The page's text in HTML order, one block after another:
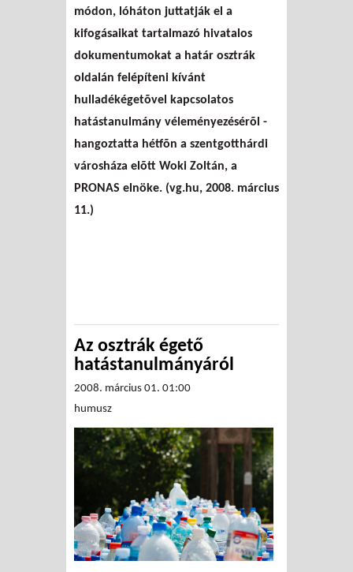
levelet
módon, lóháton juttatják el a
kifogásaikat tartalmazó hivatalos
dokumentumokat a határ osztrák
oldalán felépíteni kívánt
hulladékégetõvel kapcsolatos
hatástanulmány véleményezésérõl -
hangoztatta hétfõn a szentgotthárdi
városháza elõtt Woki Zoltán, a
PRONAS elnöke. (vg.hu, 2008. március
11.)
Az osztrák égető
hatástanulmányáról
2008. március 01. 01:00
humusz